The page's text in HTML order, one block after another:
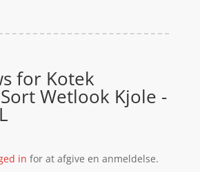
for Kotek
Wetlook Kjole -
in for at afgive en anmeldelse.